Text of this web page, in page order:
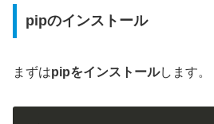
pipのインストール
まずはpipをインストールします。